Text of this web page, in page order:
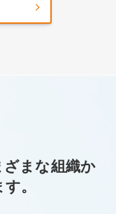
ざまな組織か
。